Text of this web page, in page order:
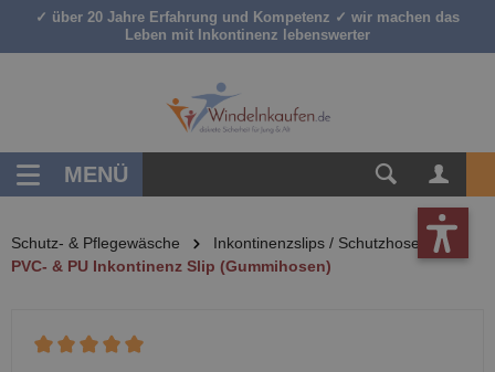
springen
✓ über 20 Jahre Erfahrung und Kompetenz ✓ wir machen das
Leben mit Inkontinenz lebenswerter
MENÜ
Schutz- & Pflegewäsche
Inkontinenzslips / Schutzhosen
PVC- & PU Inkontinenz Slip (Gummihosen)